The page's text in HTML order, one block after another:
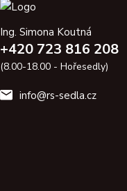
Ing. Simona Koutná
+420 723 816 208
(8.00-18.00 - Hořesedly)
info@rs-sedla.cz